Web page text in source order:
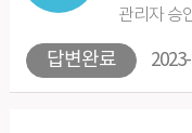
답변완료
관리자 승